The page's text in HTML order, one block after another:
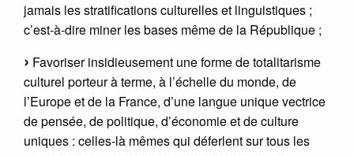
jamais les stratifications culturelles et linguistiques ;
c’est-à-dire miner les bases même de la République ;
Favoriser insidieusement une forme de totalitarisme
culturel porteur à terme, à l’échelle du monde, de
l’Europe et de la France, d’une langue unique vectrice
de pensée, de politique, d’économie et de culture
uniques : celles-là mêmes qui déferlent sur tous les